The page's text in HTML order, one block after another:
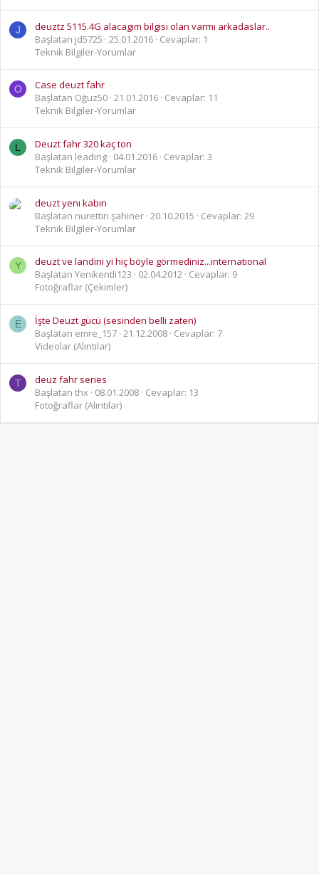
J
deuztz 5115.4G alacagım bilgisi olan varmı arkadaslar..
Başlatan jd5725
25.01.2016 Cevaplar: 1
Teknik Bilgiler-Yorumlar
O
Case deuzt fahr
Başlatan Oğuz50 21.01.2016 Cevaplar: 11
Teknik Bilgiler-Yorumlar
L
Deuzt fahr 320 kaç ton
Başlatan leading 04.01.2016 Cevaplar: 3
Teknik Bilgiler-Yorumlar
deuzt yenı kabın
Başlatan nurettin şahiner 20.10.2015
Cevaplar: 29
Teknik Bilgiler-Yorumlar
Y
deuzt ve landini yi hiç böyle görmediniz...ınternatıonal
Başlatan Yenikentli123
02.04.2012 Cevaplar: 9
Fotoğraflar (Çekimler)
E
İşte Deuzt gücü (sesinden belli zaten)
Başlatan emre_157 21.12.2008 Cevaplar: 7
Videolar (Alıntılar)
T
deuz fahr series
Başlatan thx
08.01.2008 Cevaplar: 13
Fotoğraflar (Alıntılar)